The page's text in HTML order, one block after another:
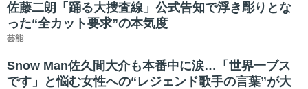
佐藤二朗「踊る大捜査線」公式告知で浮き彫りとな
った“全カット要求”の本気度
芸能
Snow Man佐久間大介も本番中に涙…「世界一ブス
です」と悩む女性への“レジェンド歌手の言葉”が大